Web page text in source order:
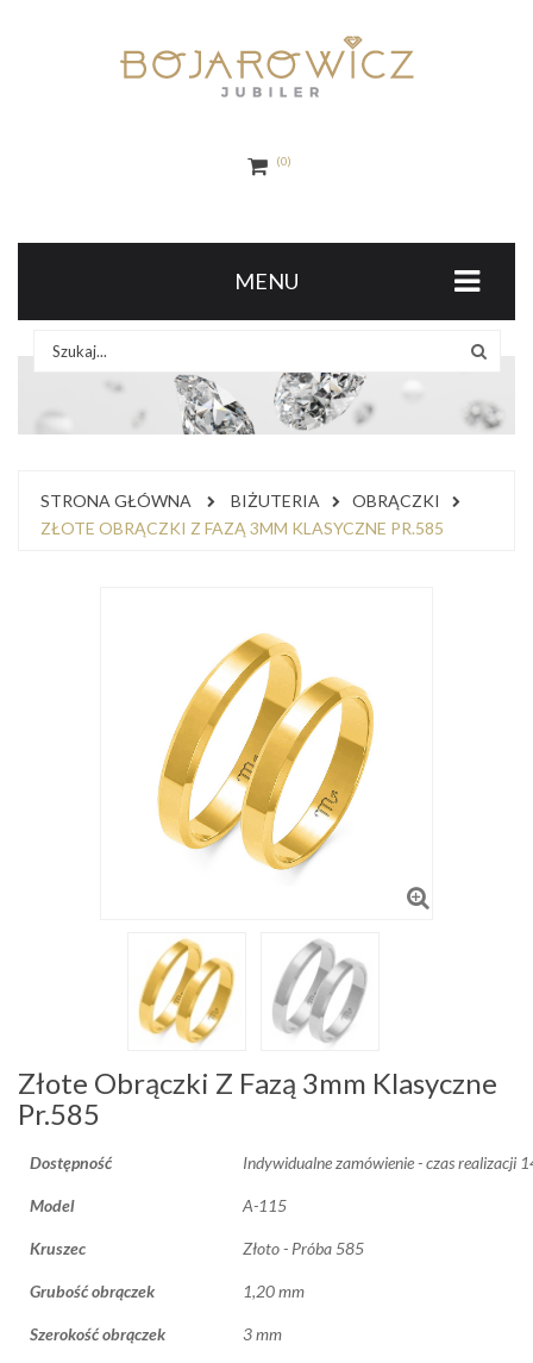
0
MENU
STRONA GŁÓWNA BIŻUTERIA
OBRĄCZKI
ZŁOTE OBRĄCZKI Z FAZĄ 3MM KLASYCZNE PR.585
Złote Obrączki Z Fazą 3mm Klasyczne
Pr.585
Dostępność Indywidualne zamówienie - czas realizacji
Model A-115
Kruszec Złoto - Próba 585
Grubość obrączek 1,20 mm
Szerokość obrączek 3 mm